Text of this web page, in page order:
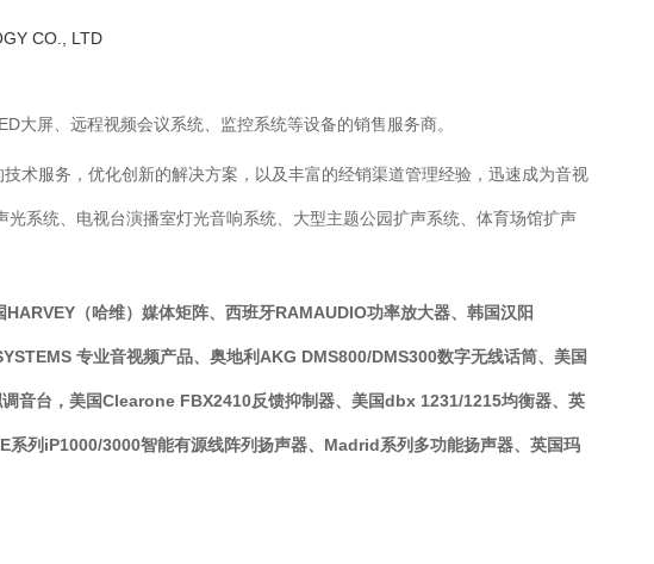
CO., LTD
大屏、远程视频会议系统、监控系统等设备的销售服务商。
术服务，优化创新的解决方案，以及丰富的经销渠道管理经验，迅速成为音视
系统、电视台演播室灯光音响系统、大型主题公园扩声系统、体育场馆扩声
（哈维）媒体矩阵、西班牙RAMAUDIO功率放大器、韩国汉阳
专业音视频产品、奥地利AKG DMS800/DMS300数字无线话筒、美国
音台，美国Clearone FBX2410反馈抑制器、美国dbx 1231/1215均衡器、英
列iP1000/3000智能有源线阵列扬声器、Madrid系列多功能扬声器、英国玛